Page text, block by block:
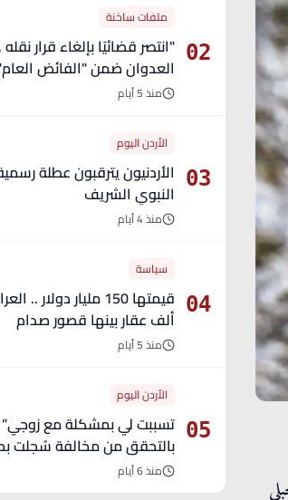
02
ملفات ساخنة
العدوان ضمن "الفائض
- تفاصيل
منذ 5 أيام
03
الأردن اليوم
الأردنيون يترقبون عطلة
النبوي الشريف
منذ 4 أيام
04
سياسة
ألف عقار بينها قصور صدام
منذ 5 أيام
05
الأردن اليوم
بالتحقق من مخالفة سُجلت
منذ 6 أيام